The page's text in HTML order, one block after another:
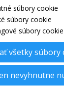
dní
výroba matracov
súbory cookie
súbory cookie
súbory cookie
všetky súbory
nevyhnutne